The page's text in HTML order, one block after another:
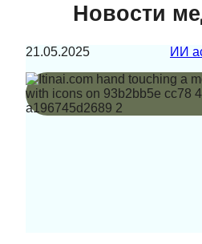
Новости
21.05.2025 ИИ